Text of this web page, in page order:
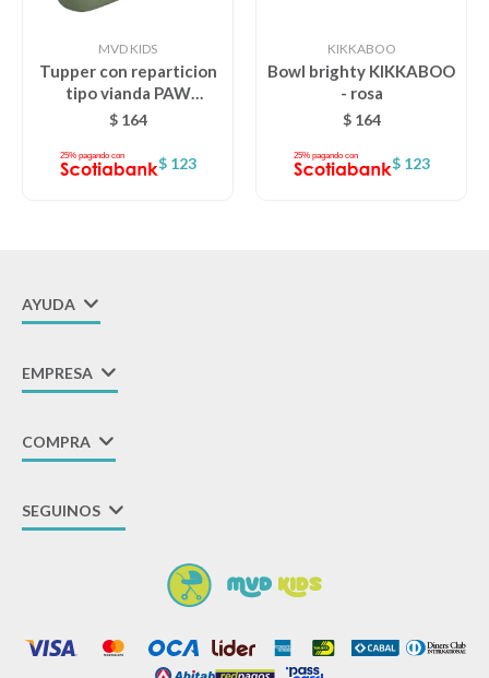
MVD KIDS
Tupper con reparticion
tipo vianda PAW
PATROL - verde
$ 164
$ 123
KIKKABOO
Bowl brighty KIKKABOO
- rosa
$ 164
$ 123
AYUDA
EMPRESA
COMPRA
SEGUINOS